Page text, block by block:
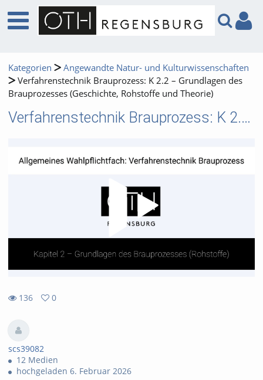
Kategorien
Angewandte Natur- und Kulturwissenschaften
Verfahrenstechnik Brauprozess: K 2.2 – Grundlagen des
Brauprozesses (Geschichte, Rohstoffe und Theorie)
Verfahrenstechnik Brauprozess: K 2.2 – Grundlagen des Brauprozesses (Geschichte, Rohstoffe und Theorie)
136
views
0
favorites
scs39082
12 Medien
hochgeladen 6. Februar 2026